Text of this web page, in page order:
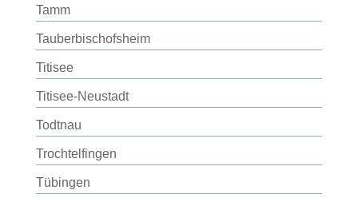
Tamm
Tauberbischofsheim
Titisee
Titisee-Neustadt
Todtnau
Trochtelfingen
Tübingen